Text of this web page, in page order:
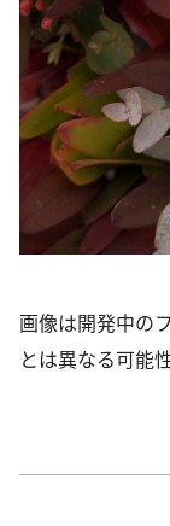
画像は開発中の
とは異なる可能